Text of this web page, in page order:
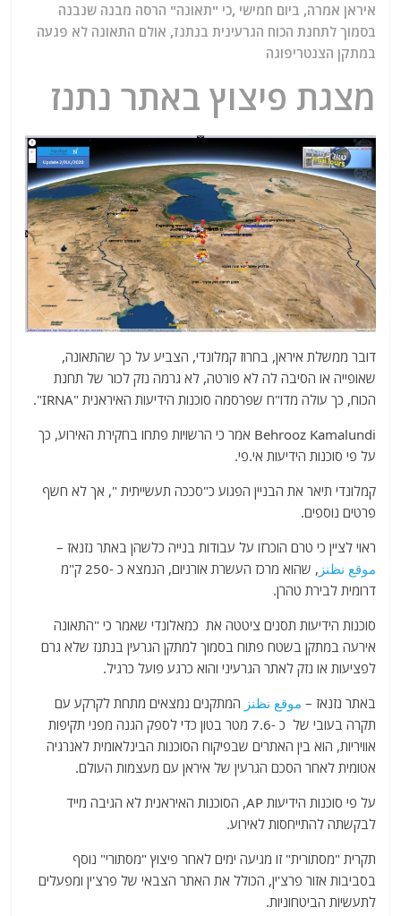
at
s
A
p
p
e
g
ra
m
ai
l
itt
c
b
o
o
k
איראן אמרה, ביום חמישי ,כי "תאונה" הרסה מבנה שנבנה
בסמוך לתחנת הכוח הגרעינית בנתנז, אולם התאונה לא פגעה
במתקן הצנטריפוגה
מצגת פיצוץ באתר נתנז
דובר ממשלת איראן, בחרוז קמלונדי, הצביע על כך שהתאונה,
שאופייה או הסיבה לה לא פורטה, לא גרמה נזק לכור של תחנת
הכוח, כך עולה מדו"ח שפרסמה סוכנות הידיעות האיראנית "IRNA".
Behrooz Kamalundi אמר כי הרשויות פתחו בחקירת האירוע, כך
על פי סוכנות הידיעות אי.פי.
קמלונדי תיאר את הבניין הפגוע כ"סככה תעשייתית ", אך לא חשף
פרטים נוספים.
ראוי לציין כי טרם הוכרזו על עבודות בנייה כלשהן באתר נזנאז –
موقع نظنز
, שהוא מרכז העשרת אורניום, הנמצא כ -250 ק"מ
דרומית לבירת טהרן.
סוכנות הידיעות תסנים ציטטה את כמאלונדי שאמר כי "התאונה
אירעה במתקן בשטח פתוח בסמוך למתקן הגרעין בנתנז שלא גרם
לפציעות או נזק לאתר הגרעיני והוא כרגע פועל כרגיל.
באתר נזנאז – موقع نظنز המתקנים נמצאים מתחת לקרקע עם
תקרה בעובי של כ -7.6 מטר בטון כדי לספק הגנה מפני תקיפות
אוויריות, הוא בין האתרים שבפיקוח הסוכנות הבינלאומית לאנרגיה
אטומית לאחר הסכם הגרעין של איראן עם מעצמות העולם.
על פי סוכנות הידיעות AP, הסוכנות האיראנית לא הגיבה מייד
לבקשתה להתייחסות לאירוע.
תקרית "מסתורית" זו מגיעה ימים לאחר פיצוץ "מסתורי" נוסף
בסביבות אזור פרצ'ין, הכולל את האתר הצבאי של פרצ'ין ומפעלים
לתעשיות הביטחוניות.